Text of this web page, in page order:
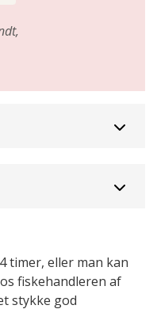
timer, eller man kan
fiskehandleren af
stykke god